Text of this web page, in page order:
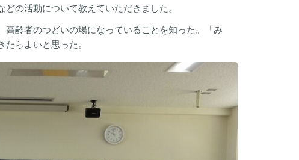
の活動について教えていただきました。
高齢者のつどいの場になっていることを知った。「み
らよいと思った。